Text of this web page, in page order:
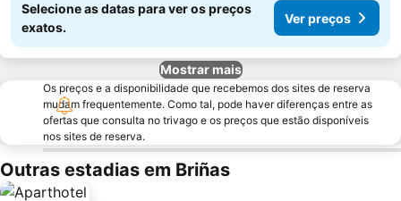
Selecione as datas para ver os preços
exatos.
Ver preços
Mostrar mais
Os preços e a disponibilidade que recebemos dos sites de reserva
mudam frequentemente. Como tal, pode haver diferenças entre as
ofertas que consulta no trivago e os preços que estão disponíveis
nos sites de reserva.
Outras estadias em Briñas